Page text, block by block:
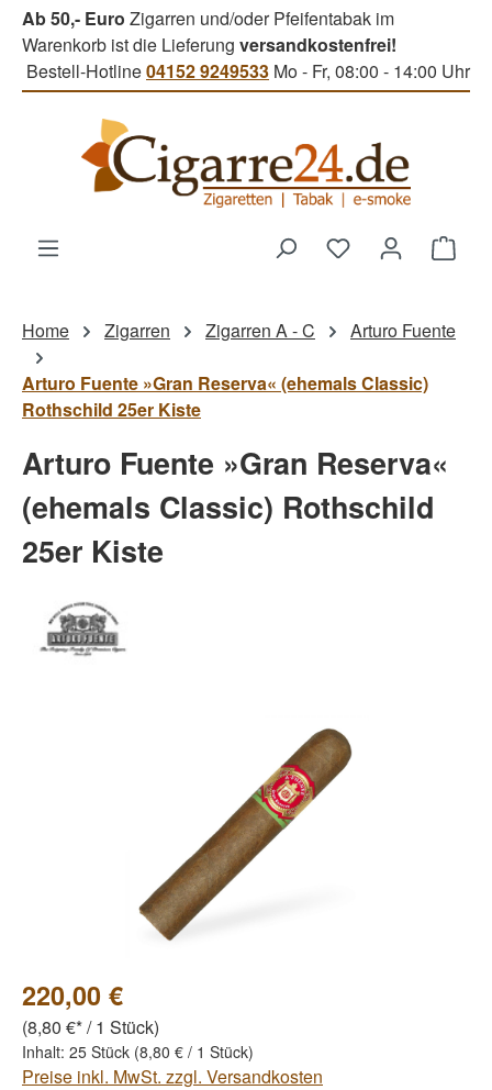
Zum Hauptinhalt springen
Ab 50,- Euro Zigarren und/oder Pfeifentabak im
Warenkorb ist die Lieferung versandkostenfrei!
Bestell-Hotline04152 9249533 Mo - Fr, 08:00 - 14:00 Uhr
Du hast 0
Home Zigarren Zigarren A - C Arturo Fuente
Arturo Fuente »Gran Reserva« (ehemals Classic)
Rothschild 25er Kiste
Arturo Fuente »Gran Reserva«
(ehemals Classic) Rothschild
25er Kiste
220,00 €
(8,80 €* / 1 Stück)
Inhalt: 25 Stück (8,80 € / 1 Stück)
Preise inkl. MwSt. zzgl. Versandkosten